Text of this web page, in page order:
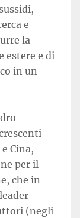
e
la
estere e di
in un
Cina,
per il
che in
(negli